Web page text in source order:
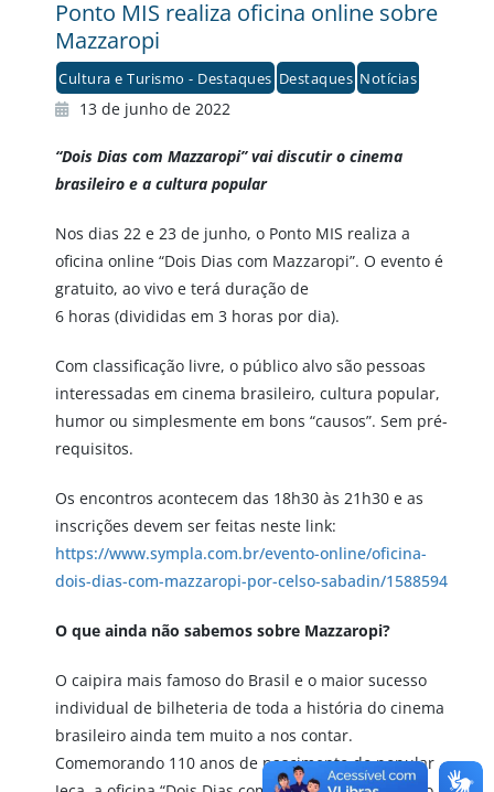
Ponto MIS realiza oficina online sobre
Mazzaropi
Cultura e Turismo - Destaques Destaques Notícias
13 de junho de 2022
“Dois Dias com Mazzaropi” vai discutir o cinema
brasileiro e a cultura popular
Nos dias 22 e 23 de junho, o Ponto MIS realiza a
oficina online “Dois Dias com Mazzaropi”. O evento é
gratuito, ao vivo e terá duração de
6 horas (divididas em 3 horas por dia).
Com classificação livre, o público alvo são pessoas
interessadas em cinema brasileiro, cultura popular,
humor ou simplesmente em bons “causos”. Sem pré-
requisitos.
Os encontros acontecem das 18h30 às 21h30 e as
inscrições devem ser feitas neste link:
https://www.sympla.com.br/evento-online/oficina-
dois-dias-com-mazzaropi-por-celso-sabadin/1588594
O que ainda não sabemos sobre Mazzaropi?
O caipira mais famoso do Brasil e o maior sucesso
individual de bilheteria de toda a história do cinema
brasileiro ainda tem muito a nos contar.
Comemorando 110 anos de nascimento do popular